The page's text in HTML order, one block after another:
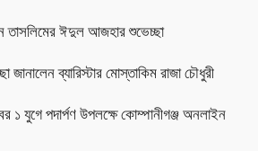
তাসলিমের ঈদুল আজহার শুভেচ্ছা
ব্যারিস্টার মোস্তাকিম রাজা চৌধুরী
১ যুগে পদার্পণ উপলক্ষে কোম্পানীগঞ্জ অনলাইন